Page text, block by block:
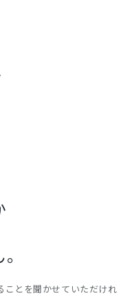
ことを聞かせていただけれ